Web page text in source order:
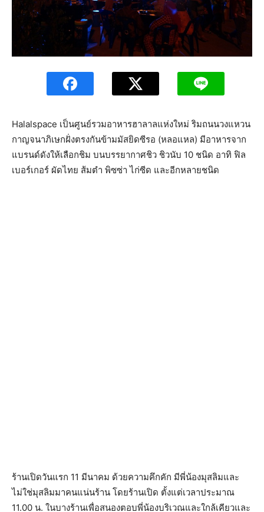
Halalspace เป็นศูนย์รวมอาหารฮาลาลแห่งใหม่ ริมถนนวงแหวน
กาญจนาภิเษกฝั่งตรงกันข้ามมัสยิดซีรอ (หลอแหล) มีอาหารจาก
แบรนด์ดังให้เลือกชิม บนบรรยากาศชิว ชิวนับ 10 ชนิด อาทิ ฟิล
เบอร์เกอร์ ผัดไทย ส้มตำ พิซซ่า ไก่ซีด และอีกหลายชนิด
ร้านเปิดวันแรก 11 มีนาคม ด้วยความคึกคัก มีพี่น้องมุสลิมและ
ไม่ใช่มุสลิมมาคนแน่นร้าน โดยร้านเปิด ตั้งแต่เวลาประมาณ
11.00 น. ในบางร้านเพื่อสนองตอบพี่น้องบริเวณและใกล้เคียวและ